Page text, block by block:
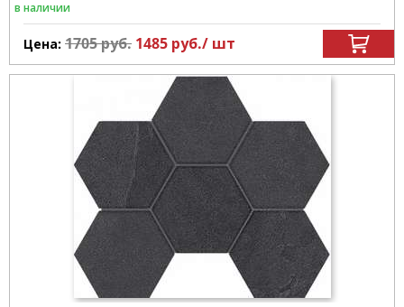
в наличии
Цена: 1705руб. 1485 руб./ шт